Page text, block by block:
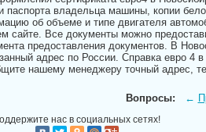
паспорта владельца машины, копии
об объеме и типе двигателя
Все документы можно
предоставления документов. В
адрес по России. Справка евро 4
нашему менеджеру точный адрес,
Вопросы: ←
нас в социальных сетях!